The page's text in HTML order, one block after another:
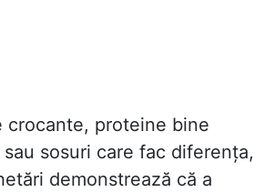
crocante, proteine bine
sosuri care fac diferența,
demonstrează că a